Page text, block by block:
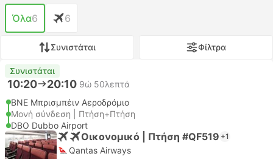
Όλα6 6
Συνιστάται Φίλτρα
Συνιστάται
10:20 20:10 9ώ 50λεπτά
BNE Μπρισμπέιν Αεροδρόμιο
Μονή σύνδεση | Πτήση+Πτήση
DBO Dubbo Airport
Οικονομικό | Πτήση #QF519 +1
Qantas Airways